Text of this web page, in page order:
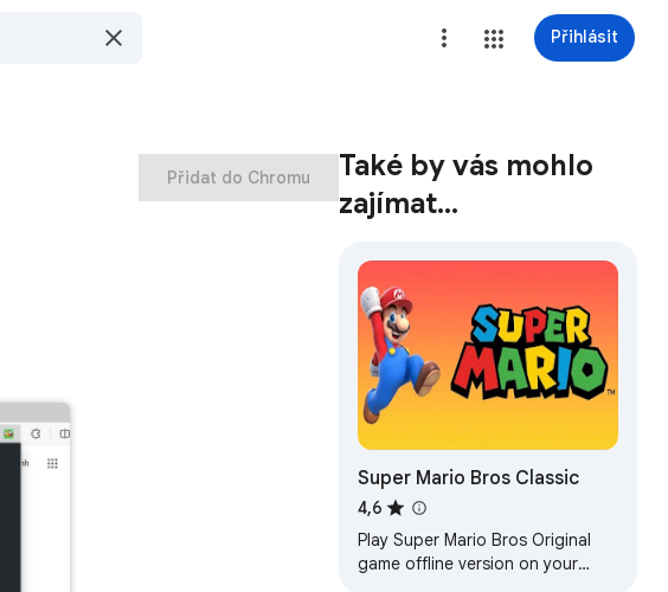
Přihlásit
Přidat do Chromu
Také by vás mohlo
zajímat…
Super Mario Bros Classic
4,6
Play Super Mario Bros Original
game offline version on your